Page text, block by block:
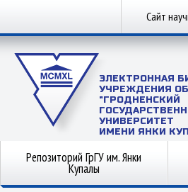
Сайт
ЭЛЕКТРОННАЯ
УЧРЕЖДЕНИЯ
"ГРОДНЕНСКИЙ
УНИВЕРСИТЕТ
ИМЕНИ ЯНКИ
Репозиторий ГрГУ им. Янки
Купалы